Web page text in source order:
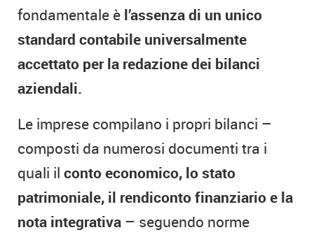
fondamentale è l’assenza di un unico
standard contabile universalmente
accettato per la redazione dei bilanci
aziendali.
Le imprese compilano i propri bilanci –
composti da numerosi documenti tra i
quali il conto economico, lo stato
patrimoniale, il rendiconto finanziario e la
nota integrativa – seguendo norme